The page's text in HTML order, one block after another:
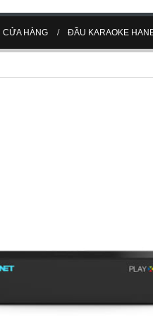
CỬA HÀNG ĐẦU KARAOKE